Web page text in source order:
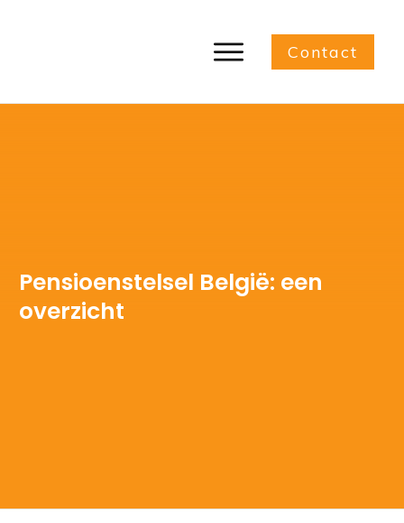
Contact
Pensioenstelsel België: een
overzicht